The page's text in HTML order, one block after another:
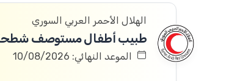
الهلال الأحمر العربي السوري
طبيب أطفال مستوصف
الموعد النهائي: 10/08/2026